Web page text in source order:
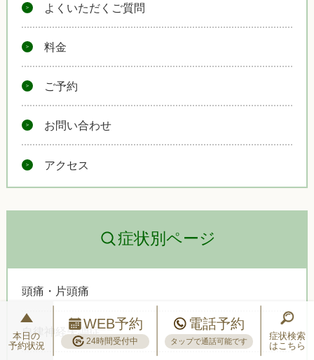
よくいただくご質問
料金
ご予約
お問い合わせ
アクセス
症状別ページ
頭痛・片頭痛
自律神経失調症
本日の
予約状況
WEB予約
24時間受付中
電話予約
タップで通話可能です
症状検索
はこちら